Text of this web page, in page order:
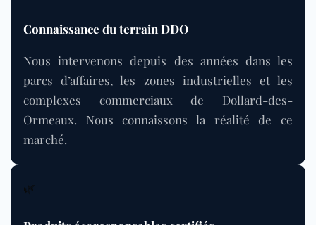
Connaissance du terrain DDO
Nous intervenons depuis des années dans les
parcs d’affaires, les zones industrielles et les
complexes commerciaux de Dollard-des-
Ormeaux. Nous connaissons la réalité de ce
marché.
🌿